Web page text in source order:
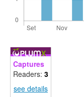
Captures
Readers: 3
see details